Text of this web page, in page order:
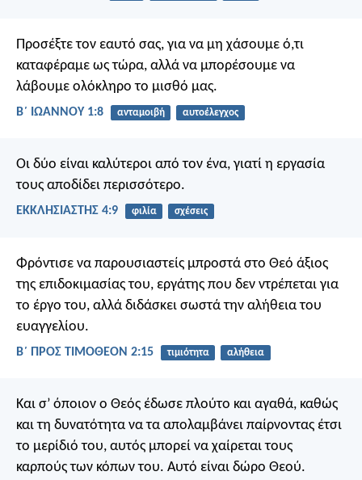
Προσέξτε τον εαυτό σας, για να μη χάσουμε ό,τι
καταφέραμε ως τώρα, αλλά να μπορέσουμε να
λάβουμε ολόκληρο το μισθό μας.
Β΄ ΙΩΑΝΝΟΥ 1:8 ανταμοιβή αυτοέλεγχος
Οι δύο είναι καλύτεροι από τον ένα, γιατί η εργασία
τους αποδίδει περισσότερο.
ΕΚΚΛΗΣΙΑΣΤΗΣ 4:9 φιλία σχέσεις
Φρόντισε να παρουσιαστείς μπροστά στο Θεό άξιος
της επιδοκιμασίας του, εργάτης που δεν ντρέπεται για
το έργο του, αλλά διδάσκει σωστά την αλήθεια του
ευαγγελίου.
Β΄ ΠΡΟΣ ΤΙΜΟΘΕΟΝ 2:15 τιμιότητα αλήθεια
Και σ’ όποιον ο Θεός έδωσε πλούτο και αγαθά, καθώς
και τη δυνατότητα να τα απολαμβάνει παίρνοντας έτσι
το μερίδιό του, αυτός μπορεί να χαίρεται τους
καρπούς των κόπων του. Αυτό είναι δώρο Θεού.